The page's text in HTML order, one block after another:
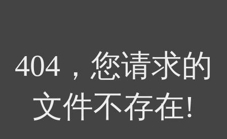
404，您请求的
文件不存在!